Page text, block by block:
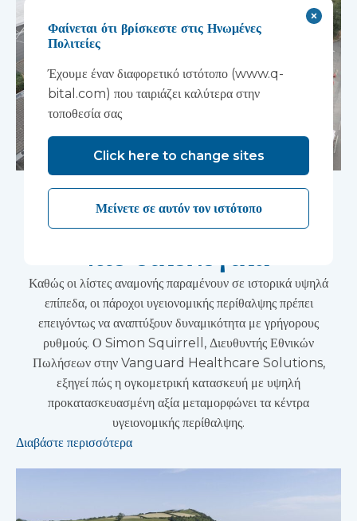
Έργα υψηλής PMV.
ταχύτερα, ασφαλέστερα,
πιο οικολογικά
Καθώς οι λίστες αναμονής παραμένουν σε ιστορικά υψηλά
επίπεδα, οι πάροχοι υγειονομικής περίθαλψης πρέπει
επειγόντως να αναπτύξουν δυναμικότητα με γρήγορους
ρυθμούς. Ο Simon Squirrell, Διευθυντής Εθνικών
Πωλήσεων στην Vanguard Healthcare Solutions,
εξηγεί πώς η ογκομετρική κατασκευή με υψηλή
προκατασκευασμένη αξία μεταμορφώνει τα κέντρα
υγειονομικής περίθαλψης.
Διαβάστε περισσότερα
Φαίνεται ότι βρίσκεστε στις Ηνωμένες
Πολιτείες
Έχουμε έναν διαφορετικό ιστότοπο (www.q-
bital.com) που ταιριάζει καλύτερα στην
τοποθεσία σας
Click here to change sites
Μείνετε σε αυτόν τον ιστότοπο